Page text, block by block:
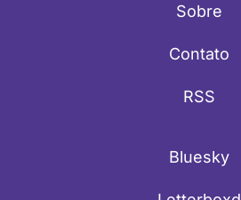
Sobre
Contato
RSS
Bluesky